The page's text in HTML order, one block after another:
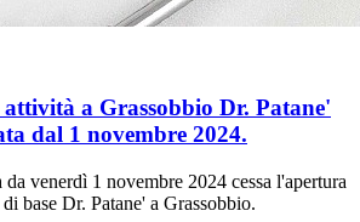
attività a Grassobbio Dr. Patane'
dal 1 novembre 2024.
da venerdì 1 novembre 2024 cessa l'apertura
base Dr. Patane' a Grassobbio.